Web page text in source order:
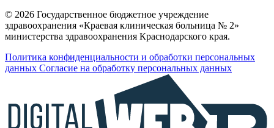
© 2026 Государственное бюджетное учреждение
здравоохранения «Краевая клиническая больница № 2»
министерства здравоохранения Краснодарского края.
Политика конфиденциальности и обработки персональных
данных Согласие на обработку персональных данных